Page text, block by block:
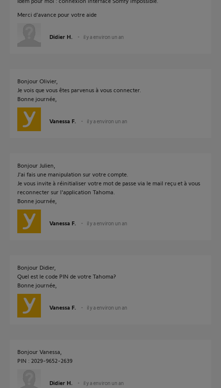
Merci d'avance pour votre aide
Didier H. il y a environ un an
Bonjour Olivier,
Je vois que vous êtes parvenus à vous connecter.
Bonne journée,
Vanessa F. il y a environ un an
Bonjour Julien,
J'ai fais une manipulation sur votre compte.
Je vous invite à réinitialiser votre mot de passe via le mail reçu et à vous
reconnecter sur l'application Tahoma.
Bonne journée,
Vanessa F. il y a environ un an
Bonjour Didier,
Quel est le code PIN de votre Tahoma?
Bonne journée,
Vanessa F. il y a environ un an
Bonjour Vanessa,
PIN : 2029-9652-2639
Didier H. il y a environ un an